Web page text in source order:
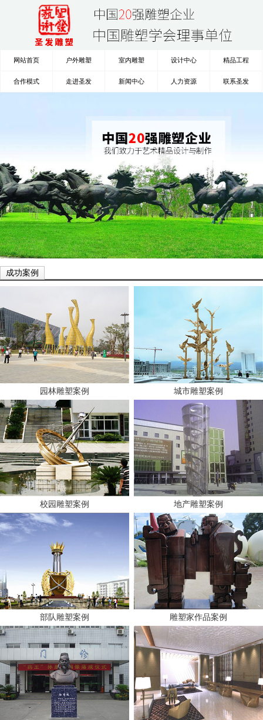
网站首页 户外雕塑 室内雕塑 设计中心 精品工程
合作模式 走进圣发 新闻中心 人力资源 联系圣发
成功案例
园林雕塑案例
校园雕塑案例
部队雕塑案例
城市雕塑案例
地产雕塑案例
雕塑家作品案例